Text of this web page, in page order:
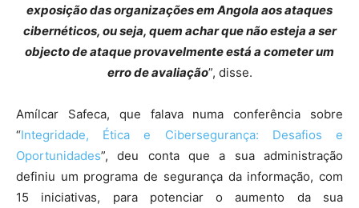
exposição das organizações em Angola aos ataques
cibernéticos, ou seja, quem achar que não esteja a ser
objecto de ataque provavelmente está a cometer um
erro de avaliação”, disse.
Amílcar Safeca, que falava numa conferência sobre
“Integridade, Ética e Cibersegurança: Desafios e
Oportunidades”, deu conta que a sua administração
definiu um programa de segurança da informação, com
15 iniciativas, para potenciar o aumento da sua